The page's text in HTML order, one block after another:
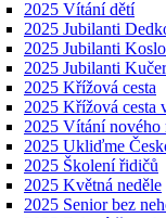
2025 Vítání dětí
2025 Jubilanti
2025 Jubilanti
2025 Jubilanti
2025 Křížová cesta
2025 Křížová cesta
2025 Vítání nového
2025 Ukliďme
2025 Školení řidičů
2025 Květná neděle
2025 Senior bez